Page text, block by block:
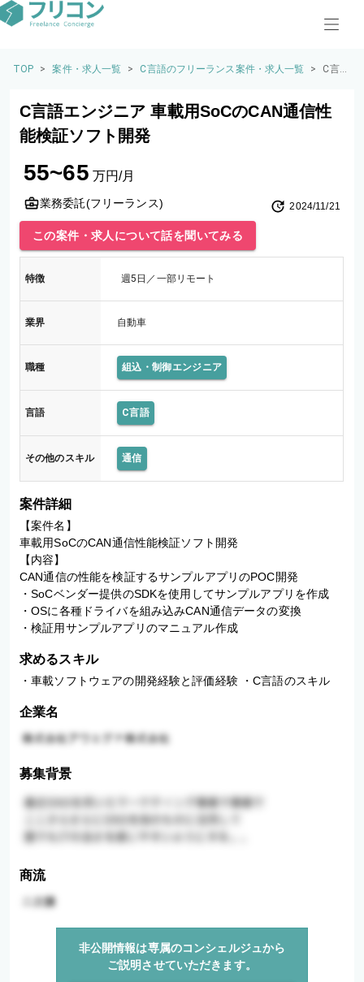
TOP > 案件・求人一覧 > C言語のフリーランス案件・求人一覧 >
C言
ニア
能検
C言語エンジニア 車載用SoCのCAN通信性
能検証ソフト開発
55~65 万円/月
業務委託(フリーランス) 2024/11/21
この案件・求人について話を聞いてみる
特徴 週5日／一部リモート
業界 自動車
職種 組込・制御エンジニア
言語 C言語
その他のスキル 通信
案件詳細
【案件名】
車載用SoCのCAN通信性能検証ソフト開発
【内容】
CAN通信の性能を検証するサンプルアプリのPOC開発
・SoCベンダー提供のSDKを使用してサンプルアプリを作成
・OSに各種ドライバを組み込みCAN通信データの変換
・検証用サンプルアプリのマニュアル作成
求めるスキル
・車載ソフトウェアの開発経験と評価経験 ・C言語のスキル
企業名
募集背景
商流
非公開情報は専属のコンシェルジュから
ご説明させていただきます。